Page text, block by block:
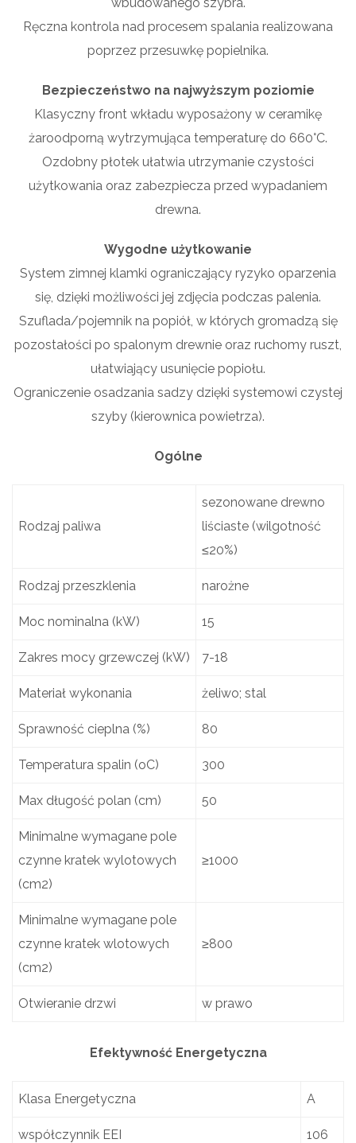
Ręczna kontrola nad procesem spalania realizowana
poprzez przesuwkę popielnika.
Bezpieczeństwo na najwyższym poziomie
Klasyczny front wkładu wyposażony w ceramikę
żaroodporną wytrzymująca temperaturę do 660°C.
Ozdobny płotek ułatwia utrzymanie czystości
użytkowania oraz zabezpiecza przed wypadaniem
drewna.
Wygodne użytkowanie
System zimnej klamki ograniczający ryzyko oparzenia
się, dzięki możliwości jej zdjęcia podczas palenia.
Szuflada/pojemnik na popiół, w których gromadzą się
pozostałości po spalonym drewnie oraz ruchomy ruszt,
ułatwiający usunięcie popiołu.
Ograniczenie osadzania sadzy dzięki systemowi czystej
szyby (kierownica powietrza).
Ogólne
Rodzaj paliwa
sezonowane drewno
liściaste (wilgotność
≤20%)
Rodzaj przeszklenia narożne
Moc nominalna (kW) 15
Zakres mocy grzewczej (kW) 7-18
Materiał wykonania żeliwo; stal
Sprawność cieplna (%) 80
Temperatura spalin (oC) 300
Max długość polan (cm) 50
Minimalne wymagane pole
czynne kratek wylotowych
(cm2)
≥1000
Minimalne wymagane pole
czynne kratek wlotowych
(cm2)
≥800
Otwieranie drzwi w prawo
Efektywność Energetyczna
Klasa Energetyczna A
współczynnik EEI 106